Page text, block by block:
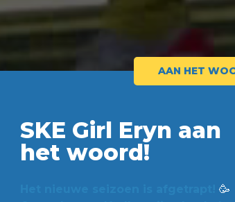
AAN HET
SKE Girl Eryn aan
het woord!
🥳